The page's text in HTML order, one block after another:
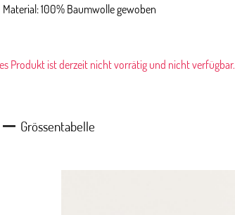
Material: 100% Baumwolle gewoben
Produkt ist derzeit nicht vorrätig und nicht verfügbar.
Grössentabelle